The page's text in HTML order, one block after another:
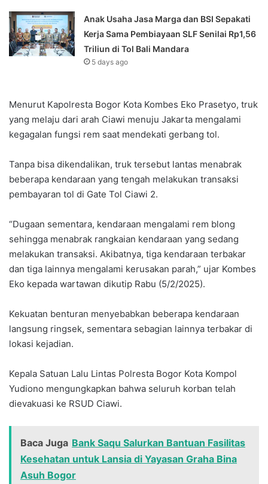
Anak Usaha Jasa Marga dan BSI Sepakati
Kerja Sama Pembiayaan SLF ‎Senilai Rp1,56
Triliun di Tol Bali Mandara‎‎
5 days ago
Menurut Kapolresta Bogor Kota Kombes Eko Prasetyo, truk
yang melaju dari arah Ciawi menuju Jakarta mengalami
kegagalan fungsi rem saat mendekati gerbang tol.
Tanpa bisa dikendalikan, truk tersebut lantas menabrak
beberapa kendaraan yang tengah melakukan transaksi
pembayaran tol di Gate Tol Ciawi 2.
“Dugaan sementara, kendaraan mengalami rem blong
sehingga menabrak rangkaian kendaraan yang sedang
melakukan transaksi. Akibatnya, tiga kendaraan terbakar
dan tiga lainnya mengalami kerusakan parah,” ujar Kombes
Eko kepada wartawan dikutip Rabu (5/2/2025).
Kekuatan benturan menyebabkan beberapa kendaraan
langsung ringsek, sementara sebagian lainnya terbakar di
lokasi kejadian.
Kepala Satuan Lalu Lintas Polresta Bogor Kota Kompol
Yudiono mengungkapkan bahwa seluruh korban telah
dievakuasi ke RSUD Ciawi.
Baca Juga Bank Saqu Salurkan Bantuan Fasilitas
Kesehatan untuk Lansia di Yayasan Graha Bina
Asuh Bogor